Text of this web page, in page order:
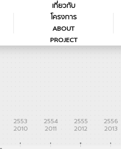
เกี่ยวกับ
โครงการ
ABOUT
PROJECT
2553
2010
2554
2011
2555
2012
2556
2013